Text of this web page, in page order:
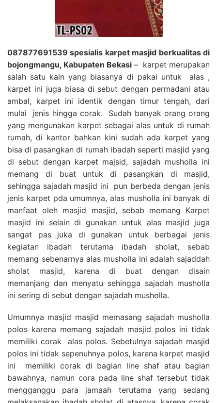
087877691539 spesialis karpet masjid berkualitas di
bojongmangu, Kabupaten Bekasi – karpet merupakan
salah satu kain yang biasanya di pakai untuk alas ,
karpet ini juga biasa di sebut dengan permadani atau
ambal, karpet ini identik dengan timur tengah, dari
mulai jenis hingga corak. Sudah banyak orang orang
yang mengunakan karpet sebagai alas untuk di rumah
rumah, di kantor bahkan kini sudah ada karpet yang
bisa di pasangkan di rumah ibadah seperti masjid yang
di sebut dengan karpet majsid, sajadah musholla ini
memang di buat untuk di pasangkan di masjid,
sehingga sajadah masjid ini pun berbeda dengan jenis
jenis karpet pda umumnya, alas musholla ini banyak di
manfaat oleh masjid masjid, sebab memang Karpet
masjid ini selain di gunakan untuk alas masjid juga
sangat pas juka di gunakan untuk berbagai jenis
kegiatan ibadah terutama ibadah sholat, sebab
memang sebenarnya alas musholla ini adalah sajaddah
sholat masjid, karena di buat dengan disain
memanjang dan menyatu sehingga sajadah musholla
ini sering di sebut dengan sajadah musholla.
Umumnya masjid masjid memasang sajadah musholla
polos karena memang sajadah masjid polos ini tidak
memiliki corak alas polos. Sebetulnya sajadah masjid
polos ini tidak sepenuhnya polos, karena karpet masjid
ini memiliki corak di bagian line shaf atau bagian
bawahnya, namun cora pada line shaf tersebut tidak
mengganggu para jamaah terutama yang sedang